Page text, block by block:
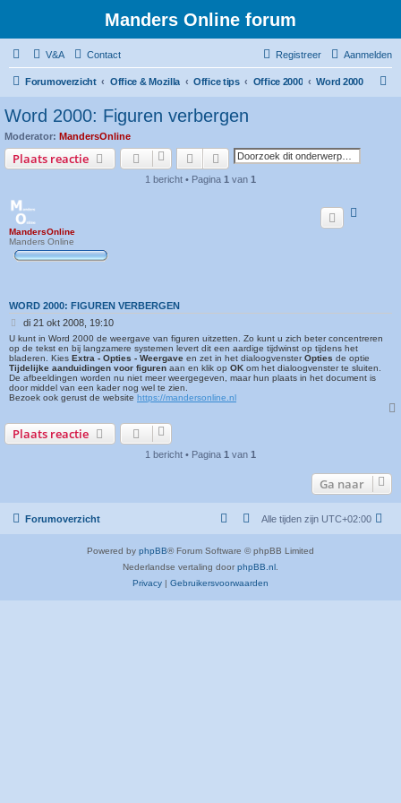
Manders Online forum
V&A Contact Aanmelden
Registreer
Forumoverzicht Office & Mozilla Office tips Office 2000 Word 2000
Word 2000: Figuren verbergen
Moderator: MandersOnline
Plaats reactie Zoek Uitgebreid zoeken
1 bericht • Pagina 1 van 1
MandersOnline
Manders Online
WORD 2000: FIGUREN VERBERGEN
B
e
r
i
c
h
t
di 21 okt 2008, 19:10
U kunt in Word 2000 de weergave van figuren uitzetten. Zo kunt u zich beter concentreren
op de tekst en bij langzamere systemen levert dit een aardige tijdwinst op tijdens het
bladeren. Kies Extra - Opties - Weergave en zet in het dialoogvensterOpties de optie
Tijdelijke aanduidingen voor figuren aan en klik op OK om het dialoogvenster te sluiten.
De afbeeldingen worden nu niet meer weergegeven, maar hun plaats in het document is
door middel van een kader nog wel te zien.
Bezoek ook gerust de website https://mandersonline.nl
Plaats reactie
1 bericht • Pagina 1 van 1
Ga naar
Forumoverzicht Alle tijden zijn UTC+02:00
Powered by phpBB® Forum Software © phpBB Limited
Nederlandse vertaling door phpBB.nl
Privacy | Gebruikersvoorwaarden